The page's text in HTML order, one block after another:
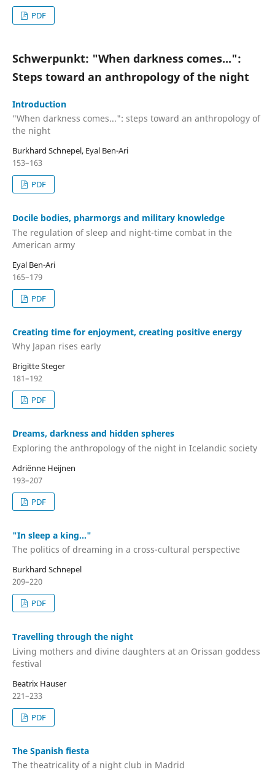
PDF
Schwerpunkt: "When darkness comes...":
Steps toward an anthropology of the night
Introduction
"When darkness comes...": steps toward an anthropology of
the night
Burkhard Schnepel, Eyal Ben-Ari
153–163
PDF
Docile bodies, pharmorgs and military knowledge
The regulation of sleep and night-time combat in the
American army
Eyal Ben-Ari
165–179
PDF
Creating time for enjoyment, creating positive energy
Why Japan rises early
Brigitte Steger
181–192
PDF
Dreams, darkness and hidden spheres
Exploring the anthropology of the night in Icelandic society
Adriënne Heijnen
193–207
PDF
"In sleep a king..."
The politics of dreaming in a cross-cultural perspective
Burkhard Schnepel
209–220
PDF
Travelling through the night
Living mothers and divine daughters at an Orissan goddess
festival
Beatrix Hauser
221–233
PDF
The Spanish fiesta
The theatricality of a night club in Madrid